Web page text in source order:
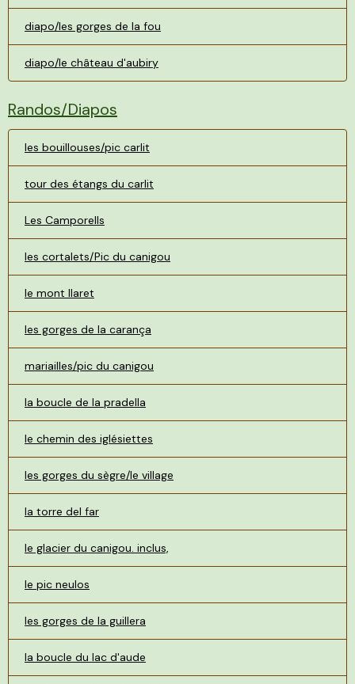
diapo/les gorges de la fou
diapo/le château d'aubiry
Randos/Diapos
les bouillouses/pic carlit
tour des étangs du carlit
Les Camporells
les cortalets/Pic du canigou
le mont llaret
les gorges de la carança
mariailles/pic du canigou
la boucle de la pradella
le chemin des iglésiettes
les gorges du sègre/le village
la torre del far
le glacier du canigou. inclus,
le pic neulos
les gorges de la guillera
la boucle du lac d'aude